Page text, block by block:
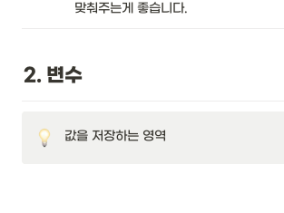
맞춰주는게 좋습니다.
2. 변수
값을 저장하는 영역